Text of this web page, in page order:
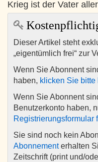
Krieg ist der Vater
Dieser Artikel steht
„eigentümlich frei“ zur
Wenn Sie Abonnent
haben, klicken Sie bitte
Wenn Sie Abonnent
Benutzerkonto haben,
Registrierungsformular
Sie sind noch kein
Abonnementerhalten
Zeitschrift (print und/